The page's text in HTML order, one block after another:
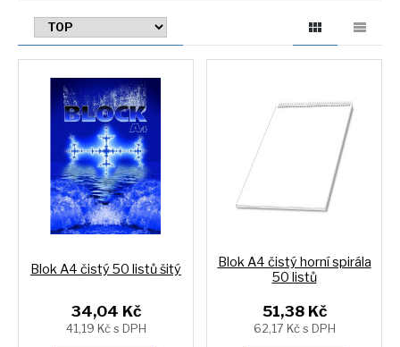
Blok A4 čistý 50 listů šitý
34,04 Kč
41,19 Kč s DPH
Blok A4 čistý horní spirála
50 listů
51,38 Kč
62,17 Kč s DPH